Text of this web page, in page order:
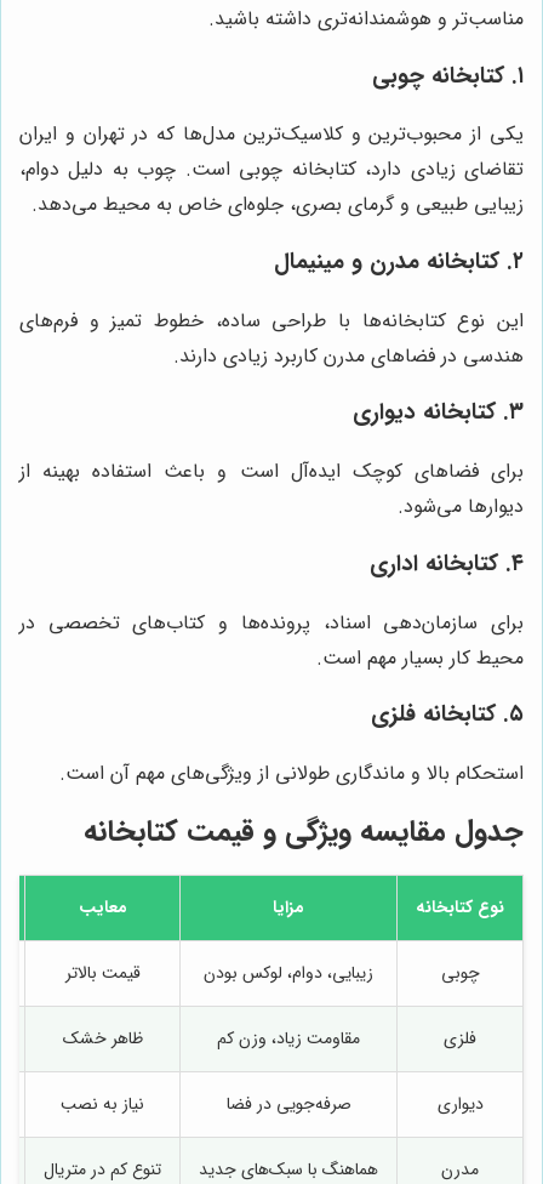
مناسب‌تر و هوشمندانه‌تری داشته باشید.
۱. کتابخانه چوبی
یکی از محبوب‌ترین و کلاسیک‌ترین مدل‌ها که در تهران و ایران
تقاضای زیادی دارد، کتابخانه چوبی است. چوب به دلیل دوام،
زیبایی طبیعی و گرمای بصری، جلوه‌ای خاص به محیط می‌دهد.
۲. کتابخانه مدرن و مینیمال
این نوع کتابخانه‌ها با طراحی ساده، خطوط تمیز و فرم‌های
هندسی در فضاهای مدرن کاربرد زیادی دارند.
۳. کتابخانه دیواری
برای فضاهای کوچک ایده‌آل است و باعث استفاده بهینه از
دیوارها می‌شود.
۴. کتابخانه اداری
برای سازمان‌دهی اسناد، پرونده‌ها و کتاب‌های تخصصی در
محیط کار بسیار مهم است.
۵. کتابخانه فلزی
استحکام بالا و ماندگاری طولانی از ویژگی‌های مهم آن است.
جدول مقایسه ویژگی و قیمت کتابخانه
نوع کتابخانه مزایا معایب
چوبی زیبایی، دوام، لوکس بودن قیمت بالاتر
فلزی مقاومت زیاد، وزن کم ظاهر خشک
دیواری صرفه‌جویی در فضا نیاز به نصب
مدرن هماهنگ با سبک‌های جدید تنوع کم در متریال